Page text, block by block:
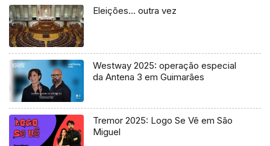
Eleições… outra vez
Westway 2025: operação especial
da Antena 3 em Guimarães
Tremor 2025: Logo Se Vê em São
Miguel